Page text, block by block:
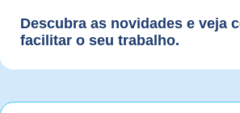
Descubra as novidades e veja
facilitar o seu trabalho.